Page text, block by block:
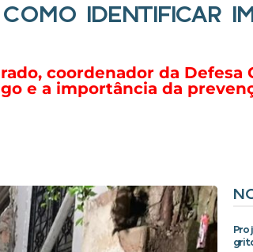
IDENTIFICAR
coordenador da Defesa
e a importância da